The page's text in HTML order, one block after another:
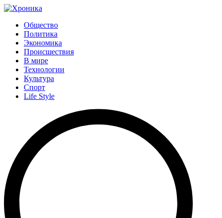
Общество
Политика
Экономика
Происшествия
В мире
Технологии
Культура
Спорт
Life Style